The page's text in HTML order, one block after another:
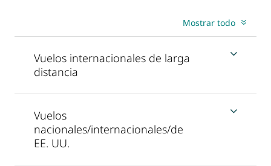
Mostrar todo
Vuelos internacionales de larga
distancia
Vuelos
nacionales/internacionales/de
EE. UU.